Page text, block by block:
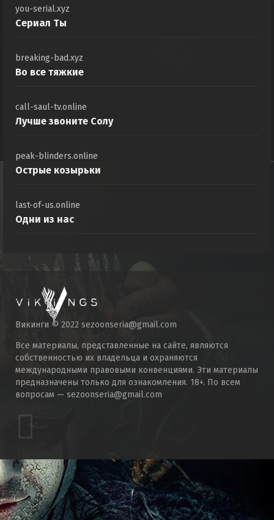
you-serial.xyz
Сериал Ты
breaking-bad.xyz
Во все тяжкие
call-saul-tv.online
Лучше звоните Солу
peak-blinders.online
Острые козырьки
last-of-us.online
Одни из нас
Викинги © 2022 sezoonseria@gmail.com
Все материалы, представленные на сайте, являются
собственностью их владельца и охраняются
международными правовыми конвенциями. Эти материалы
предназначены только для ознакомления. 18+. По всем
вопросам — sezoonseria@gmail.com